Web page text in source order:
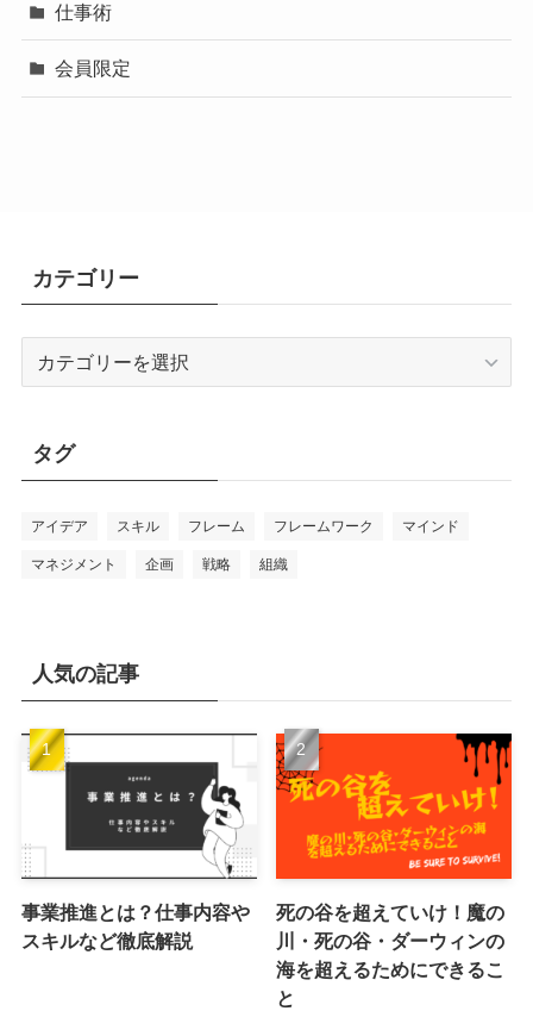
仕事術
会員限定
カテゴリー
ー
タグ
アイデア スキル フレーム フレームワーク マインド
マネジメント 企画 戦略 組織
人気の記事
事業推進とは？仕事内容や
スキルなど徹底解説
死の谷を超えていけ！魔の
川・死の谷・ダーウィンの
海を超えるためにできるこ
と